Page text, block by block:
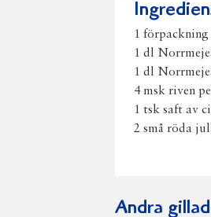
1
1 dl
1 dl
4 msk riven
1 tsk saft av
2 små röda
Andra